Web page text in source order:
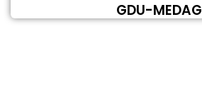
GDU-MEDAG